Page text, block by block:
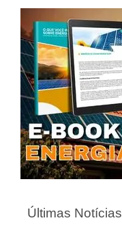
Últimas Notícias